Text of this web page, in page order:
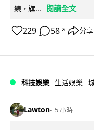
線，旗...
閱讀全文
229 58 ↗ 分享
科技娛樂 生活娛樂
Lawton 5 小時